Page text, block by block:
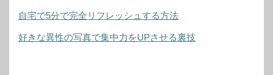
自宅で5分で完全リフレッシュする方法
好きな異性の写真で集中力をUPさせる裏技